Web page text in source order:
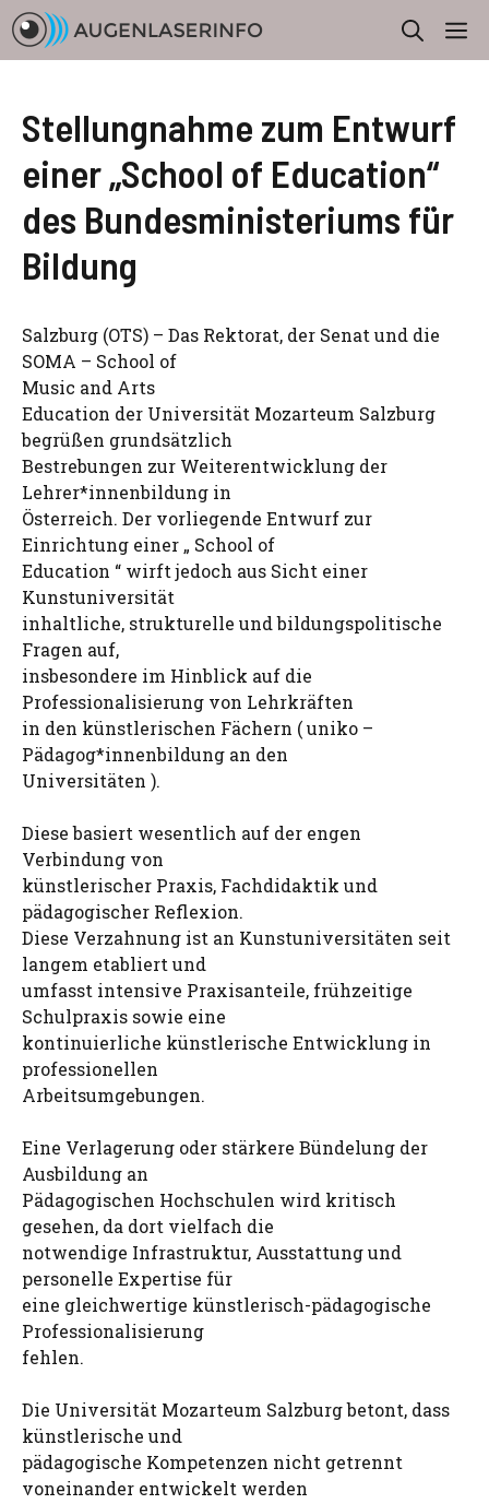
Zum
Inhalt
springen
Stellungnahme zum Entwurf
einer „School of Education“
des Bundesministeriums für
Bildung
Salzburg (OTS) – Das Rektorat, der Senat und die
SOMA – School of
Music and Arts
Education der Universität Mozarteum Salzburg
begrüßen grundsätzlich
Bestrebungen zur Weiterentwicklung der
Lehrer*innenbildung in
Österreich. Der vorliegende Entwurf zur
Einrichtung einer „ School of
Education “ wirft jedoch aus Sicht einer
Kunstuniversität
inhaltliche, strukturelle und bildungspolitische
Fragen auf,
insbesondere im Hinblick auf die
Professionalisierung von Lehrkräften
in den künstlerischen Fächern ( uniko –
Pädagog*innenbildung an den
Universitäten ).
Diese basiert wesentlich auf der engen
Verbindung von
künstlerischer Praxis, Fachdidaktik und
pädagogischer Reflexion.
Diese Verzahnung ist an Kunstuniversitäten seit
langem etabliert und
umfasst intensive Praxisanteile, frühzeitige
Schulpraxis sowie eine
kontinuierliche künstlerische Entwicklung in
professionellen
Arbeitsumgebungen.
Eine Verlagerung oder stärkere Bündelung der
Ausbildung an
Pädagogischen Hochschulen wird kritisch
gesehen, da dort vielfach die
notwendige Infrastruktur, Ausstattung und
personelle Expertise für
eine gleichwertige künstlerisch-pädagogische
Professionalisierung
fehlen.
Die Universität Mozarteum Salzburg betont, dass
künstlerische und
pädagogische Kompetenzen nicht getrennt
voneinander entwickelt werden